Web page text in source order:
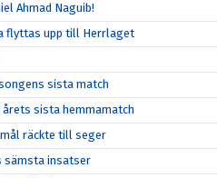
Ahmad Naguib!
flyttas upp till Herrlaget
sista match
årets sista hemmamatch
mål räckte till seger
sämsta insatser